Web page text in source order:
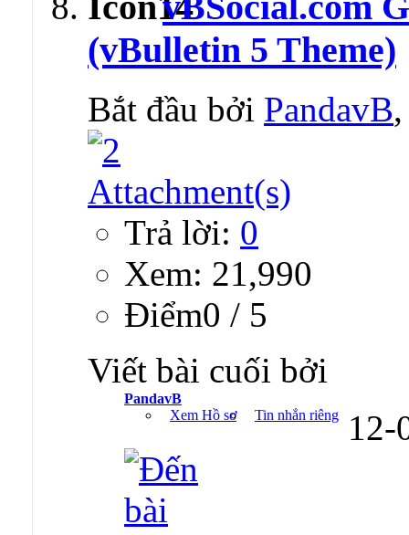
(vBulletin 5 Theme)
Bắt đầu bởi PandavB
Trả lời: 0
Xem: 21,990
Ðiểm0 / 5
Viết bài cuối bởi
PandavB
Xem Hồ sơ
Tin nhắn riêng